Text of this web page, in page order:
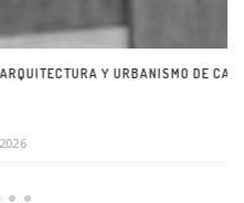
DE CASTILLA Y